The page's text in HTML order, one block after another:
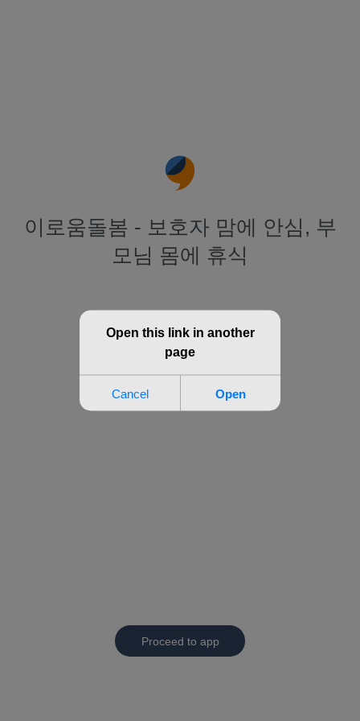
이로움돌봄 - 보호자 맘에 안심, 부
모님 몸에 휴식
Proceed to app